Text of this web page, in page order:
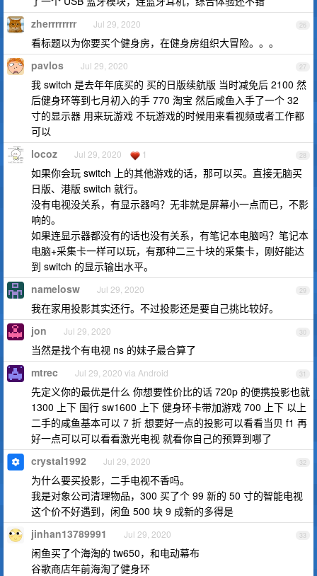
26
zherrrrrrrr Jul 29, 2020
看标题以为你要买个健身房，在健身房组织大冒险。。。
27
pavlos Jul 29, 2020
我 switch 是去年年底买的 买的日版续航版 当时减免后 2100 然
后健身环等到七月初入的手 770 淘宝 然后咸鱼入手了一个 32
寸的显示器 用来玩游戏 不玩游戏的时候用来看视频或者工作都
可以
28
locoz Jul 29, 2020 1
如果你会玩 switch 上的其他游戏的话，那可以买。直接无脑买
日版、港版 switch 就行。
没有电视没关系，有显示器吗？无非就是屏幕小一点而已，不影
响的。
如果连显示器都没有的话也没有关系，有笔记本电脑吗？笔记本
电脑+采集卡一样可以玩，有那种二三十块的采集卡，刚好能达
到 switch 的显示输出水平。
29
namelosw Jul 29, 2020
我在家用投影其实还行。不过投影还是要自己挑比较好。
30
jon Jul 29, 2020
当然是找个有电视 ns 的妹子最合算了
31
mtrec Jul 29, 2020 via Android
先定义你的最优是什么 你想要性价比的话 720p 的便携投影也就
1300 上下 国行 sw1600 上下 健身环卡带加游戏 700 上下 以上
二手的咸鱼基本可以 7 折 想要好一点的投影可以看看当贝 f1 再
好一点可以可以看看激光电视 就看你自己的预算到哪了
32
crystal1992 Jul 29, 2020
为什么要买投影，二手电视不香吗。
我是对象公司清理物品，300 买了个 99 新的 50 寸的智能电视
这个价不好遇到，闲鱼 500 块 9 成新的多得是
33
jinhan13789991 Jul 29, 2020
闲鱼买了个海淘的 tw650，和电动幕布
谷歌商店年前海淘了健身环